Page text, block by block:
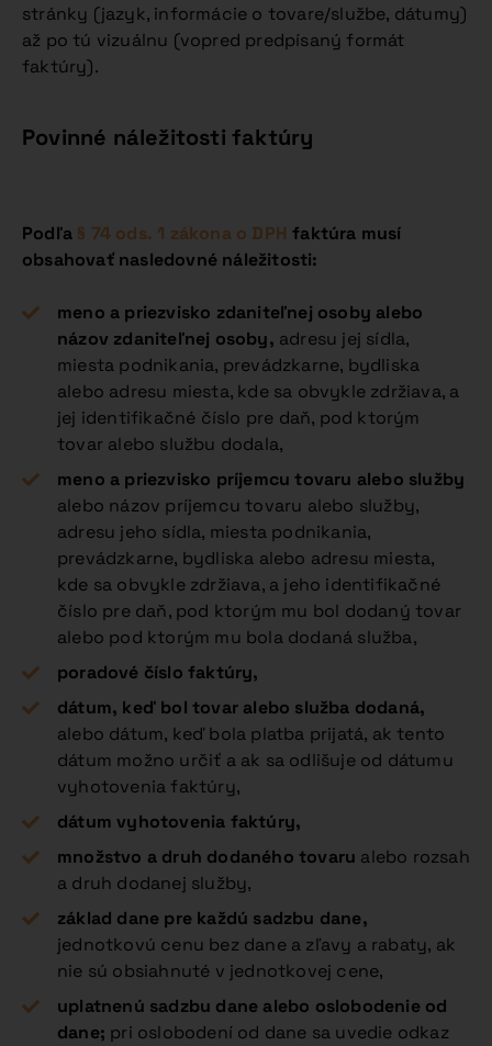
stránky (jazyk, informácie o tovare/službe, dátumy)
až po tú vizuálnu (vopred predpísaný formát
faktúry).
Povinné náležitosti faktúry
Podľa § 74 ods. 1 zákona o DPH faktúra musí
obsahovať nasledovné náležitosti:
meno a priezvisko zdaniteľnej osoby alebo
názov zdaniteľnej osoby, adresu jej sídla,
miesta podnikania, prevádzkarne, bydliska
alebo adresu miesta, kde sa obvykle zdržiava, a
jej identifikačné číslo pre daň, pod ktorým
tovar alebo službu dodala,
meno a priezvisko príjemcu tovaru alebo služby
alebo názov príjemcu tovaru alebo služby,
adresu jeho sídla, miesta podnikania,
prevádzkarne, bydliska alebo adresu miesta,
kde sa obvykle zdržiava, a jeho identifikačné
číslo pre daň, pod ktorým mu bol dodaný tovar
alebo pod ktorým mu bola dodaná služba,
poradové číslo faktúry,
dátum, keď bol tovar alebo služba dodaná,
alebo dátum, keď bola platba prijatá, ak tento
dátum možno určiť a ak sa odlišuje od dátumu
vyhotovenia faktúry,
dátum vyhotovenia faktúry,
množstvo a druh dodaného tovaru alebo rozsah
a druh dodanej služby,
základ dane pre každú sadzbu dane,
jednotkovú cenu bez dane a zľavy a rabaty, ak
nie sú obsiahnuté v jednotkovej cene,
uplatnenú sadzbu dane alebo oslobodenie od
dane; pri oslobodení od dane sa uvedie odkaz